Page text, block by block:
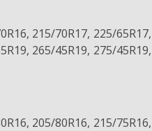
215/70R17, 225/
265/45R19, 275/
205/80R16, 215/